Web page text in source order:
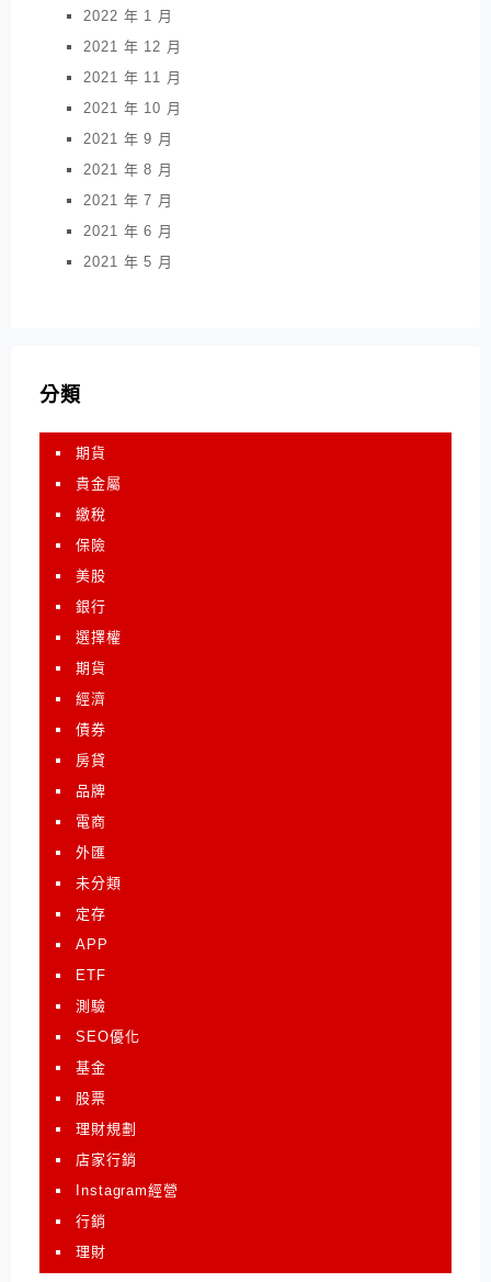
2022 年 1 月
2021 年 12 月
2021 年 11 月
2021 年 10 月
2021 年 9 月
2021 年 8 月
2021 年 7 月
2021 年 6 月
2021 年 5 月
分類
期貨
貴金屬
繳稅
保險
美股
銀行
選擇權
期貨
經濟
債券
房貸
品牌
電商
外匯
未分類
定存
APP
ETF
測驗
SEO優化
基金
股票
理財規劃
店家行銷
Instagram經營
行銷
理財